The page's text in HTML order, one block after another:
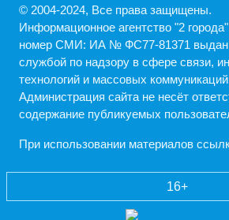
© 2004-2024, Все права защищены.
Информационное агентство "2
номер СМИ: ИА № ФС77-81371 выдан
службой по надзору в сфере связи,
технологий и массовых коммуникаций
Администрация cайта не несёт
содержание публикуемых
При использовании материалов
16+